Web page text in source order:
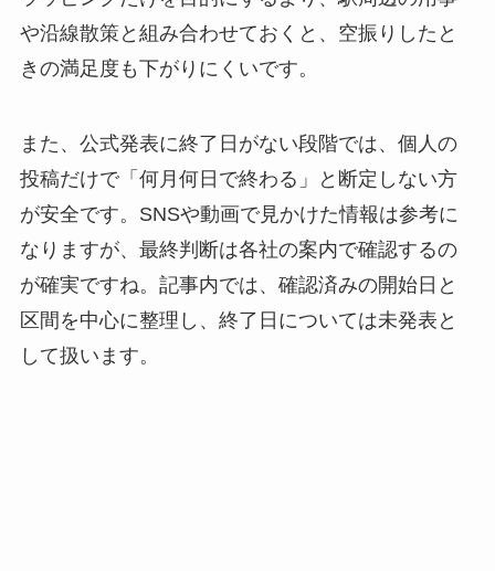
や沿線散策と組み合わせておくと、空振りしたと
きの満足度も下がりにくいです。
また、公式発表に終了日がない段階では、個人の
投稿だけで「何月何日で終わる」と断定しない方
が安全です。SNSや動画で見かけた情報は参考に
なりますが、最終判断は各社の案内で確認するの
が確実ですね。記事内では、確認済みの開始日と
区間を中心に整理し、終了日については未発表と
して扱います。